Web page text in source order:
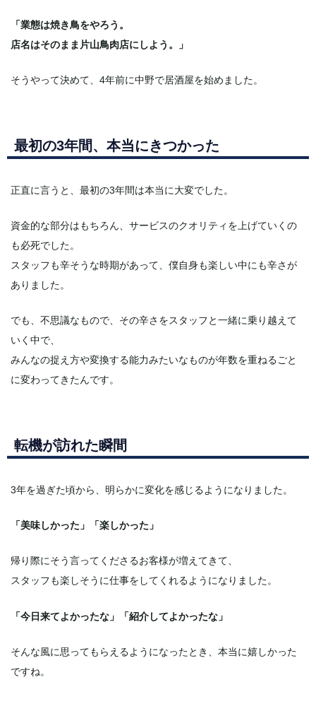
「業態は焼き鳥をやろう。
店名はそのまま片山鳥肉店にしよう。」
そうやって決めて、4年前に中野で居酒屋を始めました。
最初の3年間、本当にきつかった
正直に言うと、最初の3年間は本当に大変でした。
資金的な部分はもちろん、サービスのクオリティを上げていくの
も必死でした。
スタッフも辛そうな時期があって、僕自身も楽しい中にも辛さが
ありました。
でも、不思議なもので、その辛さをスタッフと一緒に乗り越えて
いく中で、
みんなの捉え方や変換する能力みたいなものが年数を重ねるごと
に変わってきたんです。
転機が訪れた瞬間
3年を過ぎた頃から、明らかに変化を感じるようになりました。
「美味しかった」「楽しかった」
帰り際にそう言ってくださるお客様が増えてきて、
スタッフも楽しそうに仕事をしてくれるようになりました。
「今日来てよかったな」「紹介してよかったな」
そんな風に思ってもらえるようになったとき、本当に嬉しかった
ですね。